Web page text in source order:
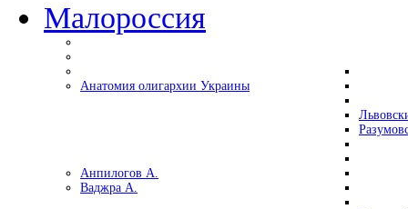
Малороссия
Анатомия олигархии Украины
Анпилогов А.
Ваджра А.